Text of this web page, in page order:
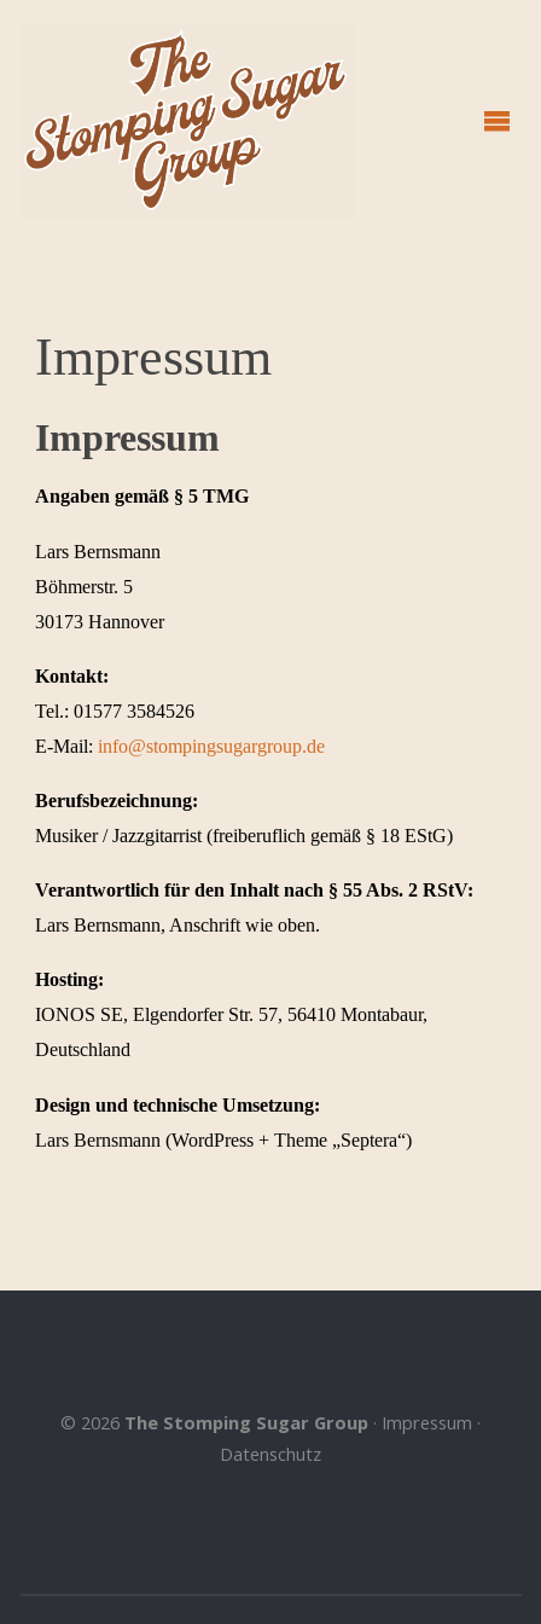
Impressum
Impressum
Angaben gemäß § 5 TMG
Lars Bernsmann
Böhmerstr. 5
30173 Hannover
Kontakt:
Tel.: 01577 3584526
E-Mail: info@stompingsugargroup.de
Berufsbezeichnung:
Musiker / Jazzgitarrist (freiberuflich gemäß § 18 EStG)
Verantwortlich für den Inhalt nach § 55 Abs. 2 RStV:
Lars Bernsmann, Anschrift wie oben.
Hosting:
IONOS SE, Elgendorfer Str. 57, 56410 Montabaur,
Deutschland
Design und technische Umsetzung:
Lars Bernsmann (WordPress + Theme „Septera“)
© 2026 The Stomping Sugar Group · Impressum ·
Datenschutz